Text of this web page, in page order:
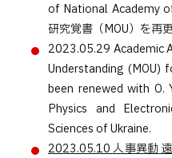
of National Academy
研究覚書（MOU）を再
2023.05.29 Academic
Understanding (MOU)
been renewed with
Physics and
Sciences of Ukraine.
2023.05.10 人事異動